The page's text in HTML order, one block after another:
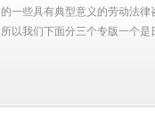
的一些具有典型意义的劳动法
所以我们下面分三个专版一个